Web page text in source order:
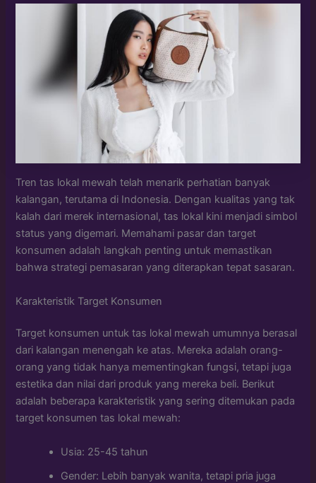
Tren tas lokal mewah telah menarik perhatian banyak
kalangan, terutama di Indonesia. Dengan kualitas yang tak
kalah dari merek internasional, tas lokal kini menjadi simbol
status yang digemari. Memahami pasar dan target
konsumen adalah langkah penting untuk memastikan
bahwa strategi pemasaran yang diterapkan tepat sasaran.
Karakteristik Target Konsumen
Target konsumen untuk tas lokal mewah umumnya berasal
dari kalangan menengah ke atas. Mereka adalah orang-
orang yang tidak hanya mementingkan fungsi, tetapi juga
estetika dan nilai dari produk yang mereka beli. Berikut
adalah beberapa karakteristik yang sering ditemukan pada
target konsumen tas lokal mewah:
Usia: 25-45 tahun
Gender: Lebih banyak wanita, tetapi pria juga